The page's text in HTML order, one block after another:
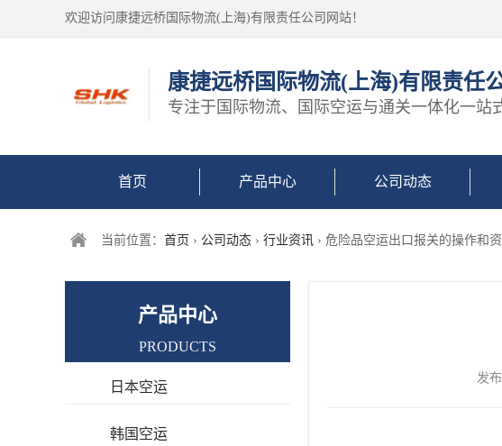
欢迎访问康捷远桥国际物流(上海)有限责任公司网站！
康捷远桥国际物流(上海)有限责任
专注于国际物流、国际空运与通关一体化一站
首页 产品中心 公司动态
当前位置： 首页 › 公司动态 › 行业资讯 › 危险品空运出口报关的操作和
发
产品中心
PRODUCTS
日本空运
韩国空运